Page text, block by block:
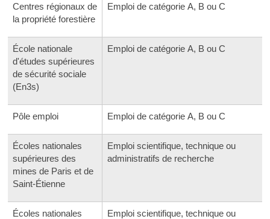
Centres régionaux de
la propriété forestière
Emploi de catégorie A, B ou C
École nationale
d'études supérieures
de sécurité sociale
(En3s)
Emploi de catégorie A, B ou C
Pôle emploi Emploi de catégorie A, B ou C
Écoles nationales
supérieures des
mines de Paris et de
Saint-Étienne
Emploi scientifique, technique ou
administratifs de recherche
Écoles nationales
Emploi scientifique, technique ou